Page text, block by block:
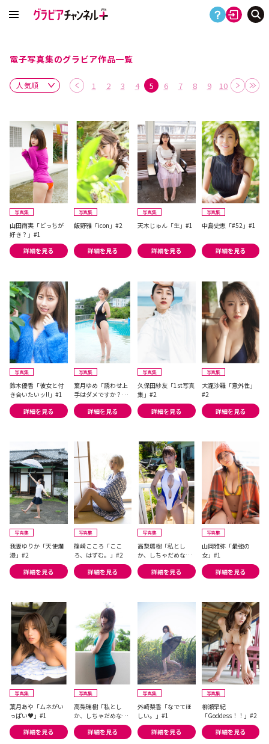
電子写真集のグラビア作品一覧
1 2 3 4 5 6 7 8 9 10
写真集
山田南実「どっちが
好き？」#1
詳細を見る
写真集
飯野雅「icon」#2
詳細を見る
写真集
天木じゅん「生」#1
詳細を見る
写真集
中島史恵「#52」#1
詳細を見る
写真集
鈴木優香「彼女と付
き合いたいッ!!」#1
詳細を見る
写真集
葉月ゆめ「誘わせ上
手はダメですか？」
#2
詳細を見る
写真集
久保田紗友「1st写真
集」#2
詳細を見る
写真集
大瀧沙羅「意外性」
#2
詳細を見る
写真集
我妻ゆりか「天使爛
漫」#2
詳細を見る
写真集
篠崎こころ「ここ
ろ、はずむ。」#2
詳細を見る
写真集
高梨瑞樹「私とし
か、しちゃだめなん
だからね」#2
詳細を見る
写真集
山岡雅弥「最強の
女」#1
詳細を見る
写真集
葉月あや「ムネがい
っぱい♥」#1
詳細を見る
写真集
高梨瑞樹「私とし
か、しちゃだめなん
だからね」#1
詳細を見る
写真集
外崎梨香「なでてほ
しい。」#1
詳細を見る
写真集
柳瀬早紀
「Goddess！！」#2
詳細を見る